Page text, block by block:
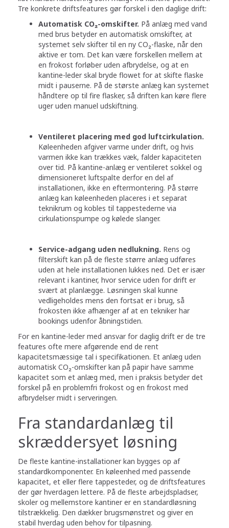
Tre konkrete driftsfeatures gør forskel i den daglige drift:
Automatisk CO₂-omskifter. På anlæg med vand
med brus betyder en automatisk omskifter, at
systemet selv skifter til en ny CO₂-flaske, når den
aktive er tom. Det kan være forskellen mellem at
en frokost forløber uden afbrydelse, og at en
kantine-leder skal bryde flowet for at skifte flaske
midt i pauserne. På de største anlæg kan systemet
håndtere op til fire flasker, så driften kan køre flere
uger uden manuel udskiftning.
Ventileret placering med god luftcirkulation.
Køleenheden afgiver varme under drift, og hvis
varmen ikke kan trækkes væk, falder kapaciteten
over tid. På kantine-anlæg er ventileret sokkel og
dimensioneret luftspalte derfor en del af
installationen, ikke en eftermontering. På større
anlæg kan køleenheden placeres i et separat
teknikrum og kobles til tappestederne via
cirkulationspumpe og kølede slanger.
Service-adgang uden nedlukning. Rens og
filterskift kan på de fleste større anlæg udføres
uden at hele installationen lukkes ned. Det er især
relevant i kantiner, hvor service uden for drift er
svært at planlægge. Løsningen skal kunne
vedligeholdes mens den fortsat er i brug, så
frokosten ikke afhænger af at en tekniker har
bookings udenfor åbningstiden.
For en kantine-leder med ansvar for daglig drift er de tre
features ofte mere afgørende end de rent
kapacitetsmæssige tal i specifikationen. Et anlæg uden
automatisk CO₂-omskifter kan på papir have samme
kapacitet som et anlæg med, men i praksis betyder det
forskel på en problemfri frokost og en frokost med
afbrydelser midt i serveringen.
Fra standardanlæg til
skræddersyet løsning
De fleste kantine-installationer kan bygges op af
standardkomponenter. En køleenhed med passende
kapacitet, et eller flere tappesteder, og de driftsfeatures
der gør hverdagen lettere. På de fleste arbejdspladser,
skoler og mellemstore kantiner er en standardløsning
tilstrækkelig. Den dækker brugsmønstret og giver en
stabil hverdag uden behov for tilpasning.